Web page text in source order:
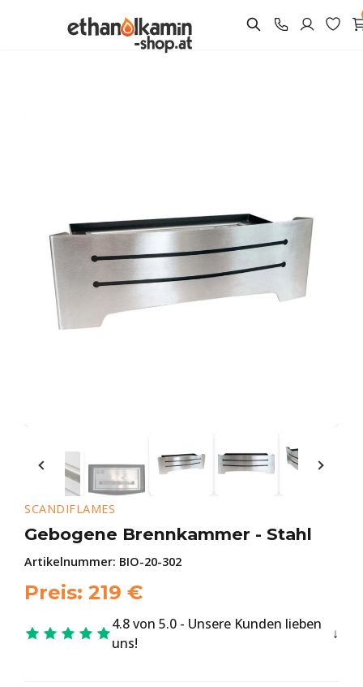
SCANDIFLAMES
Gebogene Brennkammer - Stahl
Artikelnummer: BIO-20-302
Preis: 219 €
4.8 von 5.0 - Unsere Kunden lieben
uns!